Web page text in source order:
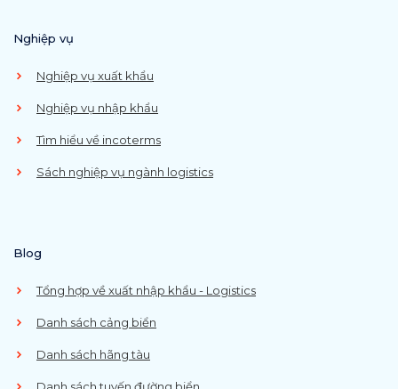
Nghiệp vụ
Nghiệp vụ xuất khẩu
Nghiệp vụ nhập khẩu
Tìm hiểu về incoterms
Sách nghiệp vụ ngành logistics
Blog
Tổng hợp về xuất nhập khẩu - Logistics
Danh sách cảng biển
Danh sách hãng tàu
Danh sách tuyến đường biển